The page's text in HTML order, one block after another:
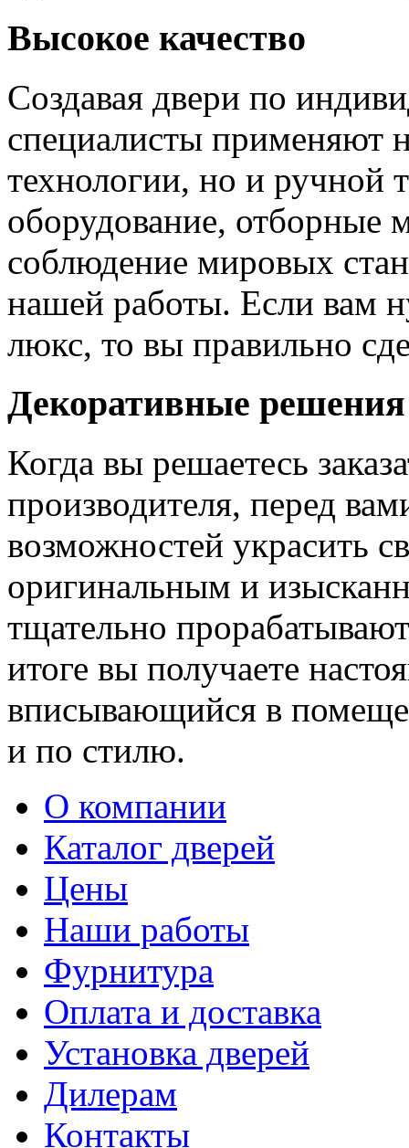
Высокое качество
Создавая двери по
специалисты применяют
технологии, но и ручной
оборудование, отборные
соблюдение мировых
нашей работы. Если вам
люкс, то вы правильно
Декоративные решения
Когда вы решаетесь
производителя, перед
возможностей украсить
оригинальным и
тщательно
итоге вы получаете
вписывающийся в
и по стилю.
О компании
Каталог дверей
Цены
Наши работы
Фурнитура
Оплата и доставка
Установка дверей
Дилерам
Контакты